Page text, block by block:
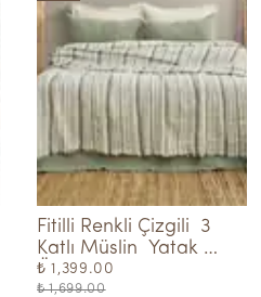
Fitilli Renkli Çizgili  3
Katlı Müslin  Yatak
Örtüsü
₺ 1,399.00
₺ 1,699.00